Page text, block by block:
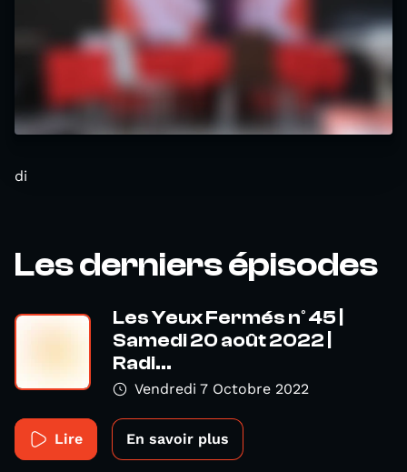
di
Les derniers épisodes
Les Yeux Fermés n° 45 |
Samedi 20 août 2022 |
Radi...
Vendredi 7 Octobre 2022
Lire En savoir plus